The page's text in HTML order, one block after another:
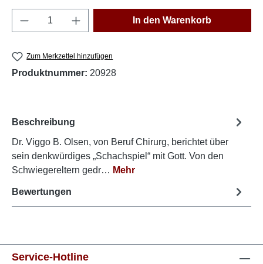
Produkt Anzahl: Gib den gewünschten
In den Warenkorb
Zum Merkzettel hinzufügen
Produktnummer: 20928
Beschreibung
Dr. Viggo B. Olsen, von Beruf Chirurg, berichtet über
sein denkwürdiges „Schachspiel“ mit Gott. Von den
Schwiegereltern gedr… Mehr
Bewertungen
Service-Hotline